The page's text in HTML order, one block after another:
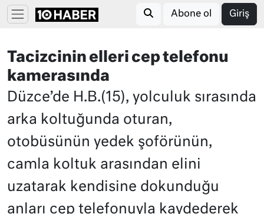
Abone ol Giriş
Tacizcinin elleri cep telefonu
kamerasında
Düzce’de H.B.(15), yolculuk sırasında
arka koltuğunda oturan,
otobüsünün yedek şoförünün,
camla koltuk arasından elini
uzatarak kendisine dokunduğu
anları cep telefonuyla kaydederek